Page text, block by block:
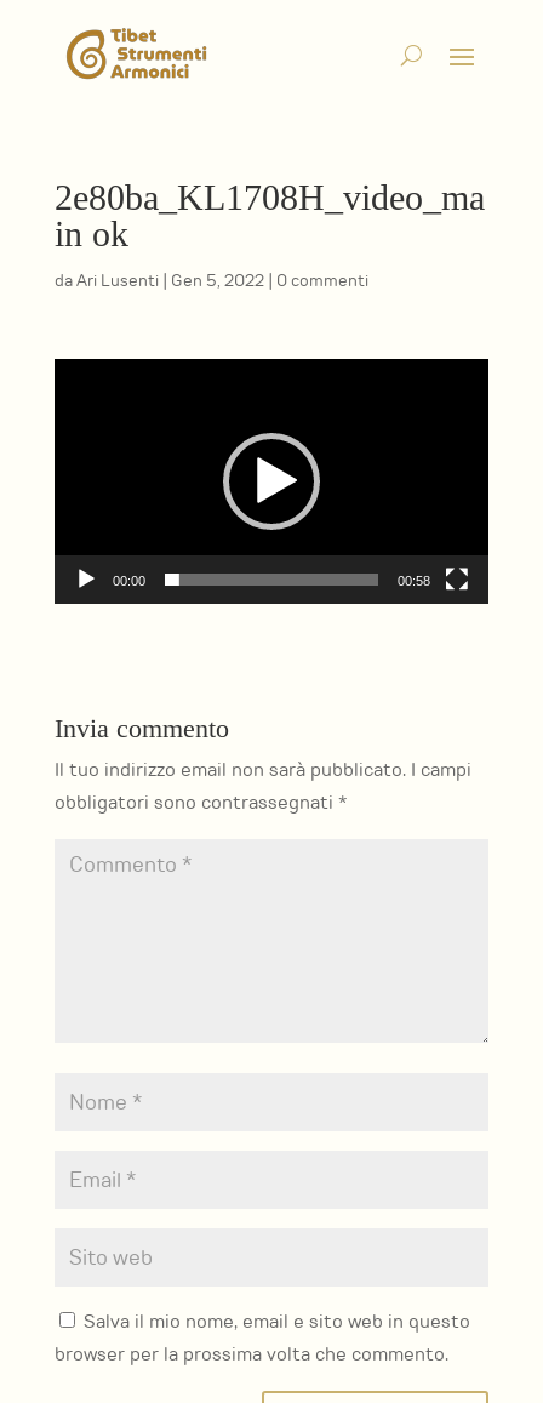
2e80ba_KL1708H_video_ma
in ok
daAri Lusenti | Gen 5, 2022| 0 commenti
00:00 00:58
Invia commento
Il tuo indirizzo email non sarà pubblicato. I campi
obbligatori sono contrassegnati *
Salva il mio nome, email e sito web in questo
browser per la prossima volta che commento.